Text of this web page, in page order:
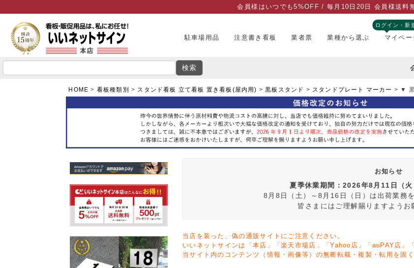
会員様はいつでも5%OFF / 毎月10日20日 会員様送料
駐車場用品 注意書き看板 業者票 業種から選ぶ
ログイン・新
マイペー
検索
HOME 看板種類別 スタンド看板 立て看板 置き看板(屋内用) 黒板スタンド スタンドプレート マーカー ▼
お知らせ
夏季休業期間：2026年8月11日（火
8月8日（土）～8月16日（日）は出荷業務
皆さまにはご理解賜りますようお
当店を装った、偽の通販サイトにご注意ください。
いいネットサインは「本店」「楽天市場店」「Yahoo店」「auPAY店」
当サイト内のコンテンツ（情報・画像等）の無断転載・複製・転用を固く